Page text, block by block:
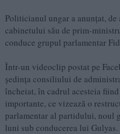
Politicianul ungar a anunțat, de
cabinetului său de prim-
conduce grupul parlamentar
Într-un videoclip postat pe
ședința consiliului de
încheiat, în cadrul acesteia
importante, ce vizează o
parlamentar al partidului, noul
luni sub conducerea lui Gulyas.